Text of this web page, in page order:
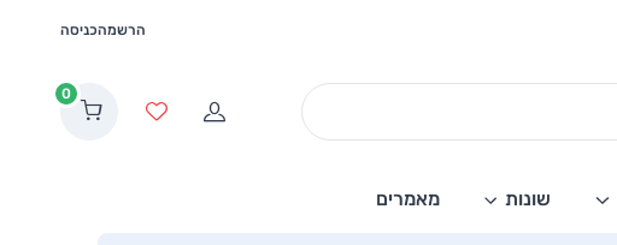
הרשמהכניסה
הרשמהמועדפים
0
שונות מאמרים